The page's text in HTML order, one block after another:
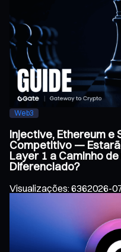
Web3
Injective, Ethereum e
Competitivo —
Layer 1 a Caminho
Diferenciado?
Visualizações:6362026-